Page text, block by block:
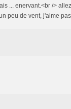
... enervant.<br />
peu de vent, j'aime